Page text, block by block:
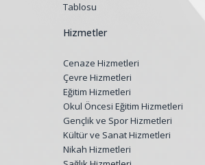
Tablosu
Hizmetler
Cenaze Hizmetleri
Çevre Hizmetleri
Eğitim Hizmetleri
Okul Öncesi Eğitim Hizmetleri
Gençlik ve Spor Hizmetleri
Kültür ve Sanat Hizmetleri
Nikah Hizmetleri